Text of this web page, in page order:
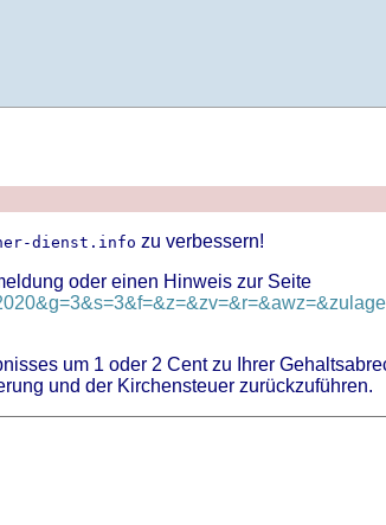
dienst.info zu verbessern!
oder einen Hinweis zur Seite
um 1 oder 2 Cent zu Ihrer
und der Kirchensteuer zurückzuführen.